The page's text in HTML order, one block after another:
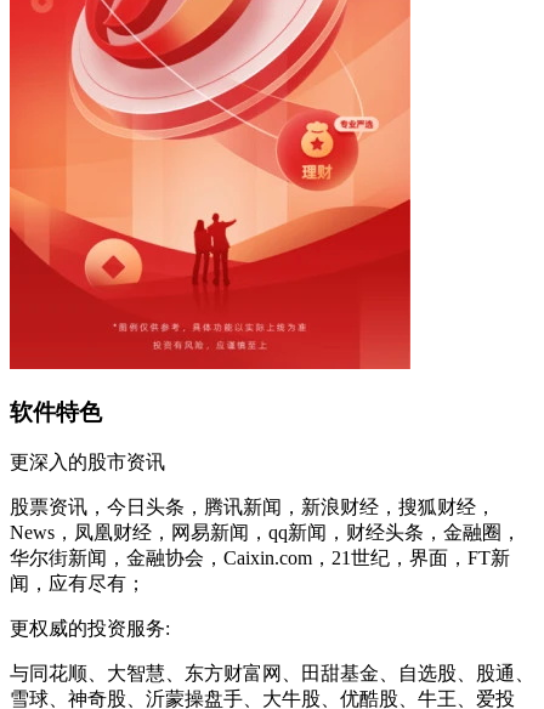
软件特色
更深入的股市资讯
股票资讯，今日头条，腾讯新闻，新浪财经，搜狐财经，
News，凤凰财经，网易新闻，qq新闻，财经头条，金融圈，
华尔街新闻，金融协会，Caixin.com，21世纪，界面，FT新
闻，应有尽有；
更权威的投资服务:
与同花顺、大智慧、东方财富网、田甜基金、自选股、股通、
雪球、神奇股、沂蒙操盘手、大牛股、优酷股、牛王、爱投